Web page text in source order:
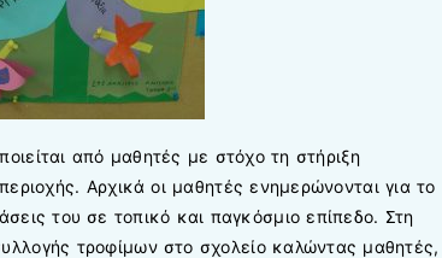
από μαθητές με στόχο τη στήριξη
Αρχικά οι μαθητές ενημερώνονται για το
του σε τοπικό και παγκόσμιο επίπεδο. Στη
τροφίμων στο σχολείο καλώντας μαθητές,